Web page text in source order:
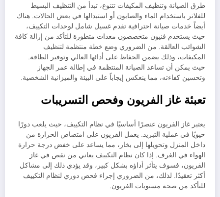
طرق الصيانة وتنظيف المكيفات تتنوع، تبدأ من التنظيف البسيط
للفلاتر باستخدام الماء والصابون أو استبدالها في بعض الحالات. هناك
أيضاً خدمات صيانة احترافية تقدم غسيل شامل لوحدات التكييف،
حيث يستخدم فنيون متخصصون معدات متطورة للتأكد من إزالة كافة
الشوائب العالقة. من الضروري وضع خطة منتظمة لتنظيف
المكيفات، وذلك يضمن الحفاظ على أدائها العالي وتوفير الطاقة.
حيث يمكن أن تساعد الصيانة المنتظمة في إطالة عمر الجهاز
وتحسين كفاءته، مما ينعكس إيجاباً على البيئة والميزانية الشخصية.
تعبئة غاز الفريون وفحص التسريبات
يعتبر غاز الفريون عنصرًا أساسيًا في نظام التكييف، حيث يلعب دورًا
حيويًا في عملية التبريد. يعمل الفريون على امتصاص الحرارة من
داخل المنزل وتحويلها إلى بخار، مما يساعد على خفض درجة حرارة
الهواء في الغرف. إذا كان نظام التكييف يعاني من نقص في غاز
الفريون، فسوف يتأثر أداؤه بشكل كبير، وقد يؤدي ذلك إلى مشاكل
أكثر تعقيدًا. لذلك، من الضروري إجراء فحص دوري لنظام التكييف
للتأكد من صحة مستويات الفريون.